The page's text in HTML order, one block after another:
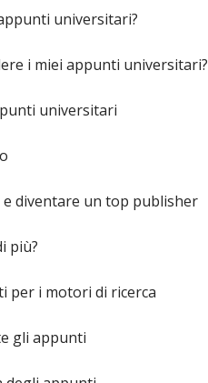
universitari?
i miei appunti universitari?
universitari
diventare un top publisher
più?
per i motori di ricerca
gli appunti